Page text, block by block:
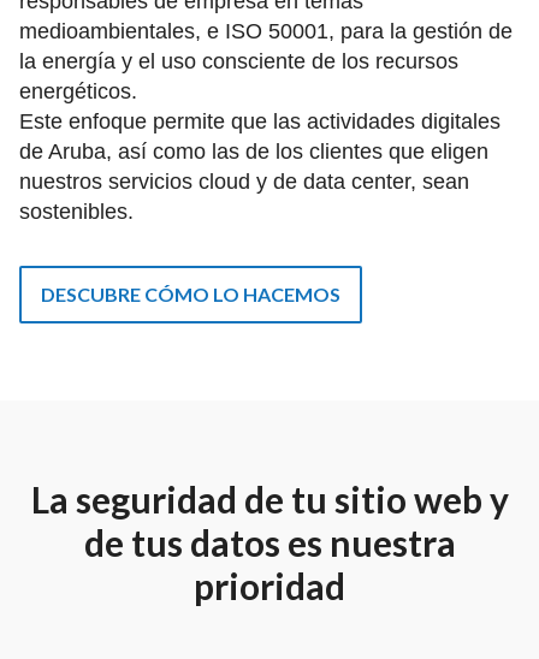
medioambientales, e ISO 50001, para la gestión de
la energía y el uso consciente de los recursos
energéticos.
Este enfoque permite que las actividades digitales
de Aruba, así como las de los clientes que eligen
nuestros servicios cloud y de data center, sean
sostenibles.
DESCUBRE CÓMO LO HACEMOS
La seguridad de tu sitio web y
de tus datos es nuestra
prioridad